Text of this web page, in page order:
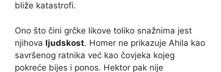
bliže katastrofi.
Ono što čini grčke likove toliko snažnima jest
njihova ljudskost. Homer ne prikazuje Ahila kao
savršenog ratnika već kao čovjeka kojeg
pokreće bijes i ponos. Hektor pak nije